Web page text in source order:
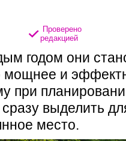
Проверено
редакцией
годом они
мощнее и
при
выделить
место.